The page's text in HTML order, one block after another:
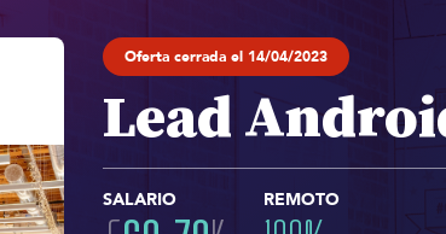
Oferta cerrada el 14/04/2023
Lead
SALARIO REMOTO